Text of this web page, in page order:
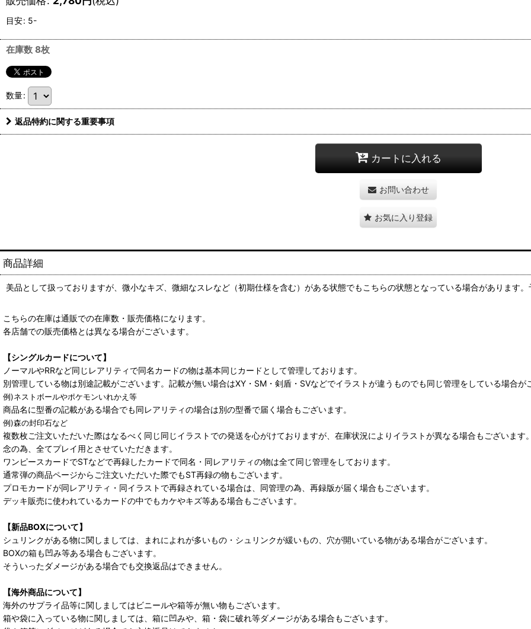
目安: 5-
在庫数 8枚
数量:
返品特約に関する重要事項
カートに入れる
お問い合わせ
お気に入り登録
商品詳細
美品として扱っておりますが、微小なキズ、微細なスレなど（初期仕様を含む）がある状態でもこちらの状態となっている場合があります。
こちらの在庫は通販での在庫数・販売価格になります。
各店舗での販売価格とは異なる場合がございます。
【シングルカードについて】
ノーマルやRRなど同じレアリティで同名カードの物は基本同じカードとして管理しております。
別管理している物は別途記載がございます。記載が無い場合はXY・SM・剣盾・SVなどでイラストが違うものでも同じ管理をしている場合が
例)ネストボールやポケモンいれかえ等
商品名に型番の記載がある場合でも同レアリティの場合は別の型番で届く場合もございます。
例)森の封印石など
複数枚ご注文いただいた際はなるべく同じ同じイラストでの発送を心がけておりますが、在庫状況によりイラストが異なる場合もございます。
念の為、全てプレイ用とさせていただきます。
ワンピースカードでSTなどで再録したカードで同名・同レアリティの物は全て同じ管理をしております。
通常弾の商品ページからご注文いただいた際でもST再録の物もございます。
プロモカードが同レアリティ・同イラストで再録されている場合は、同管理の為、再録版が届く場合もございます。
デッキ販売に使われているカードの中でもカケやキズ等ある場合もございます。
【新品BOXについて】
シュリンクがある物に関しましては、まれによれが多いもの・シュリンクが緩いもの、穴が開いている物がある場合がございます。
BOXの箱も凹み等ある場合もございます。
そういったダメージがある場合でも交換返品はできません。
【海外商品について】
海外のサプライ品等に関しましてはビニールや箱等が無い物もございます。
箱や袋に入っている物に関しましては、箱に凹みや、箱・袋に破れ等ダメージがある場合もございます。